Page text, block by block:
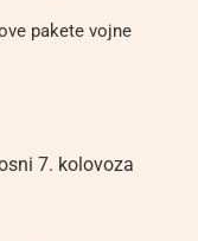
pakete vojne
7. kolovoza